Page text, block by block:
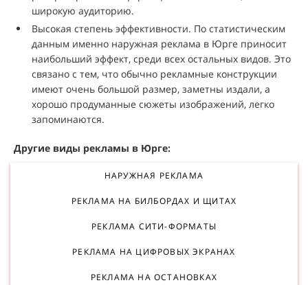
широкую аудиторию.
Высокая степень эффективности. По статистическим
данным именно наружная реклама в Юрге приносит
наибольший эффект, среди всех остальных видов. Это
связано с тем, что обычно рекламные конструкции
имеют очень большой размер, заметны издали, а
хорошо продуманные сюжеты изображений, легко
запоминаются.
Другие виды рекламы в Юрге:
НАРУЖНАЯ РЕКЛАМА
РЕКЛАМА НА БИЛБОРДАХ И ЩИТАХ
РЕКЛАМА СИТИ-ФОРМАТЫ
РЕКЛАМА НА ЦИФРОВЫХ ЭКРАНАХ
РЕКЛАМА НА ОСТАНОВКАХ